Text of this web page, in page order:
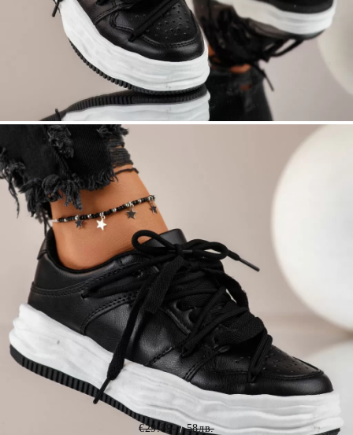
Дамски спортни обувки Addison Черен #9910
€29.89 58лв.